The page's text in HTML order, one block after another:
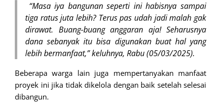
“Masa iya bangunan seperti ini habisnya sampai
tiga ratus juta lebih? Terus pas udah jadi malah gak
dirawat. Buang-buang anggaran aja! Seharusnya
dana sebanyak itu bisa digunakan buat hal yang
lebih bermanfaat,” keluhnya, Rabu (05/03/2025).
Beberapa warga lain juga mempertanyakan manfaat
proyek ini jika tidak dikelola dengan baik setelah selesai
dibangun.